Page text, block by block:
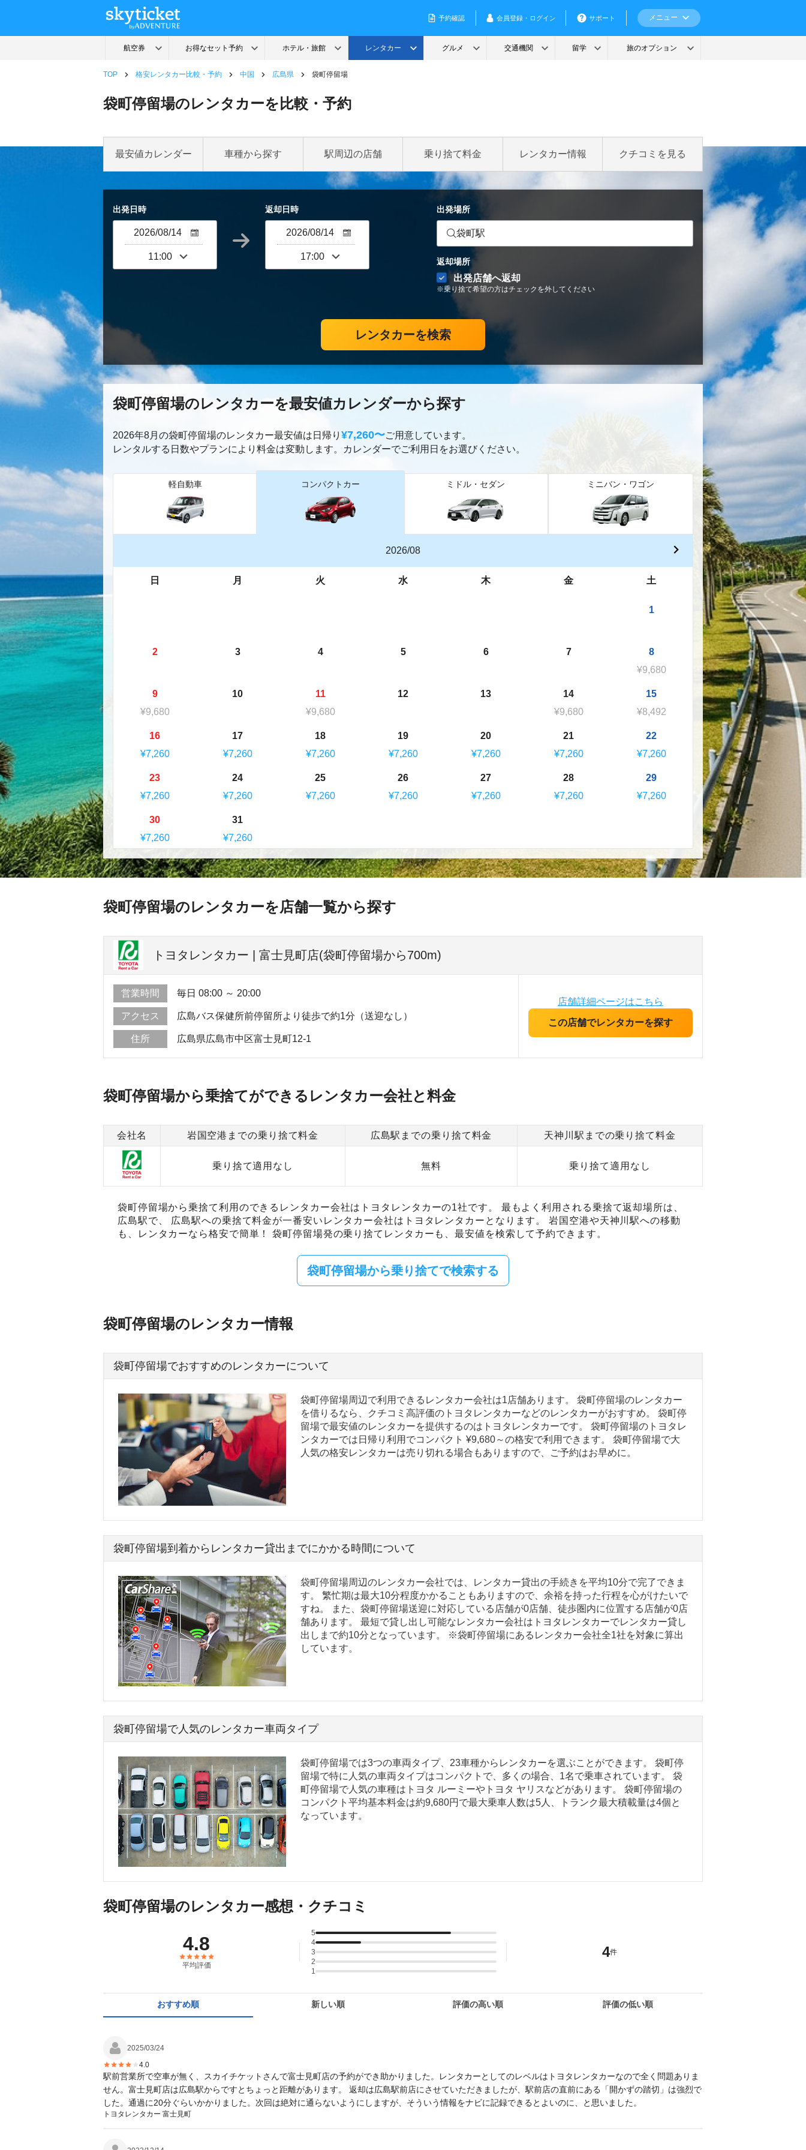
TOP 格安レンタカー比較・予約 中国 広島県 袋町停留場
袋町停留場のレンタカーを比較・予約
最安値カレンダー 車種から探す 駅周辺の店舗 乗り捨て料金 レンタカー情報 クチコミを見る
出発日時 返却日時 出発場所
袋町駅
返却場所
出発店舗へ返却
※乗り捨て希望の方はチェックを外してください
レンタカーを検索
袋町停留場のレンタカーを最安値カレンダーから探す
2026年8月の袋町停留場のレンタカー最安値は日帰り ¥7,260〜ご用意しています。
レンタルする日数やプランにより料金は変動します。カレンダーでご利用日をお選びください。
軽自動車 コンパクトカー ミドル・セダン ミニバン・ワゴン
2026/08
日 月 火 水 木 金 土
1
2 3 4 5 6 7
8
¥9,680
9
¥9,680
10
11
¥9,680
12 13
14
¥9,680
15
¥8,492
16
¥7,260
17
¥7,260
18
¥7,260
19
¥7,260
20
¥7,260
21
¥7,260
22
¥7,260
23
¥7,260
24
¥7,260
25
¥7,260
26
¥7,260
27
¥7,260
28
¥7,260
29
¥7,260
30
¥7,260
31
¥7,260
袋町停留場のレンタカーを店舗一覧から探す
トヨタレンタカー | 富士見町店(袋町停留場から700m)
営業時間 毎日 08:00 ～ 20:00
アクセス 広島バス保健所前停留所より徒歩で約1分（送迎なし）
住所 広島県広島市中区富士見町12-1
店舗詳細ページはこちら
この店舗でレンタカーを探す
袋町停留場から乗捨てができるレンタカー会社と料金
会社名 岩国空港までの乗り捨て料金 広島駅までの乗り捨て料金 天神川駅までの乗り捨て料金
乗り捨て適用なし 無料 乗り捨て適用なし
袋町停留場から乗捨て利用のできるレンタカー会社はトヨタレンタカーの1社です。 最もよく利用される乗捨て返却場所は、
広島駅で、 広島駅への乗捨て料金が一番安いレンタカー会社はトヨタレンタカーとなります。 岩国空港や天神川駅への移動
も、レンタカーなら格安で簡単！ 袋町停留場発の乗り捨てレンタカーも、最安値を検索して予約できます。
袋町停留場から乗り捨てで検索する
袋町停留場のレンタカー情報
袋町停留場でおすすめのレンタカーについて
袋町停留場周辺で利用できるレンタカー会社は1店舗あります。 袋町停留場のレンタカー
を借りるなら、クチコミ高評価のトヨタレンタカーなどのレンタカーがおすすめ。 袋町停
留場で最安値のレンタカーを提供するのはトヨタレンタカーです。 袋町停留場のトヨタレ
ンタカーでは日帰り利用でコンパクト ¥9,680～の格安で利用できます。 袋町停留場で大
人気の格安レンタカーは売り切れる場合もありますので、ご予約はお早めに。
袋町停留場到着からレンタカー貸出までにかかる時間について
袋町停留場周辺のレンタカー会社では、レンタカー貸出の手続きを平均10分で完了できま
す。 繁忙期は最大10分程度かかることもありますので、余裕を持った行程を心がけたいで
すね。 また、袋町停留場送迎に対応している店舗が0店舗、徒歩圏内に位置する店舗が0店
舗あります。 最短で貸し出し可能なレンタカー会社はトヨタレンタカーでレンタカー貸し
出しまで約10分となっています。 ※袋町停留場にあるレンタカー会社全1社を対象に算出
しています。
袋町停留場で人気のレンタカー車両タイプ
袋町停留場では3つの車両タイプ、23車種からレンタカーを選ぶことができます。 袋町停
留場で特に人気の車両タイプはコンパクトで、多くの場合、1名で乗車されています。 袋
町停留場で人気の車種はトヨタ ルーミーやトヨタ ヤリスなどがあります。 袋町停留場の
コンパクト平均基本料金は約9,680円で最大乗車人数は5人、トランク最大積載量は4個と
なっています。
袋町停留場のレンタカー感想・クチコミ
4.8
平均評価
5
4
3
2
1
4件
おすすめ順 新しい順 評価の高い順 評価の低い順
2025/03/24
4.0
駅前営業所で空車が無く、スカイチケットさんで富士見町店の予約ができ助かりました。レンタカーとしてのレベルはトヨタレンタカーなので全く問題ありま
せん。富士見町店は広島駅からですとちょっと距離があります。 返却は広島駅前店にさせていただきましたが、駅前店の直前にある「開かずの踏切」は強烈で
した。通過に20分ぐらいかかりました。次回は絶対に通らないようにしますが、そういう情報をナビに記録できるとよいのに、と思いました。
トヨタレンタカー 富士見町